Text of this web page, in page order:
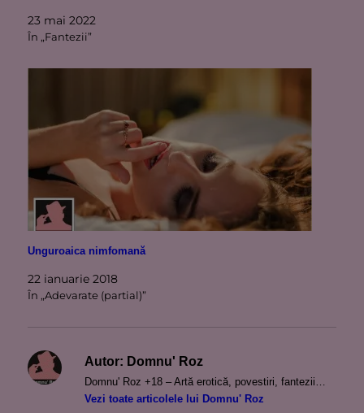
23 mai 2022
În „Fantezii”
Unguroaica nimfomană
22 ianuarie 2018
În „Adevarate (partial)”
Autor: Domnu' Roz
Domnu' Roz +18 – Artă erotică, povestiri, fantezii…
Vezi toate articolele lui Domnu' Roz